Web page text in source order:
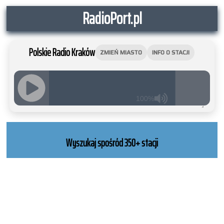
RadioPort.pl
Polskie Radio Kraków ZMIEŃ MIASTO INFO O STACJI
100%
RADIO
WORDPRESS
Wyszukaj spośród 350+ stacji